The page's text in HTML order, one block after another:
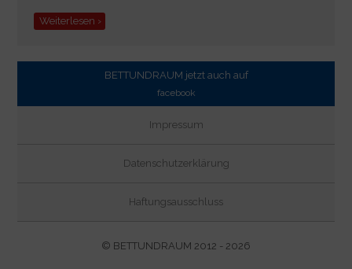
Weiterlesen ›
BETTUNDRAUM jetzt auch auf
facebook
Impressum
Datenschutzerklärung
Haftungsausschluss
© BETTUNDRAUM 2012 - 2026